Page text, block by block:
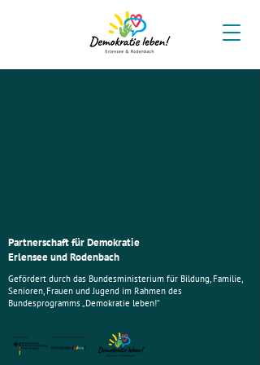
Partnerschaft für Demokratie
Erlensee und Rodenbach
Gefördert durch das Bundesministerium für Bildung, Familie,
Senioren, Frauen und Jugend im Rahmen des
Bundesprogramms „Demokratie leben!“